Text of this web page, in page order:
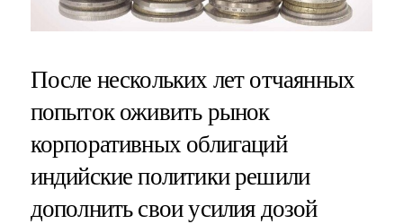
После нескольких лет отчаянных
попыток оживить рынок
корпоративных облигаций
индийские политики решили
дополнить свои усилия дозой